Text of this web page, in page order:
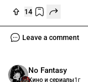
14
Leave a comment
No Fantasy
Кино и сериалы1г